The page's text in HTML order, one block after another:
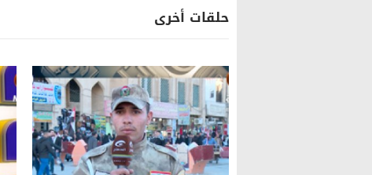
حلقات أخرى